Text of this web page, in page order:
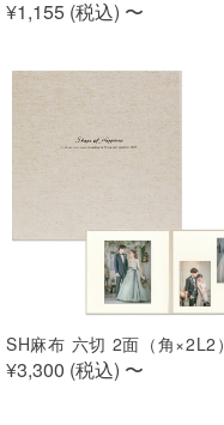
¥1,155 (税込) 〜
SH麻布 六切 2面（角×2L2）
¥3,300 (税込) 〜